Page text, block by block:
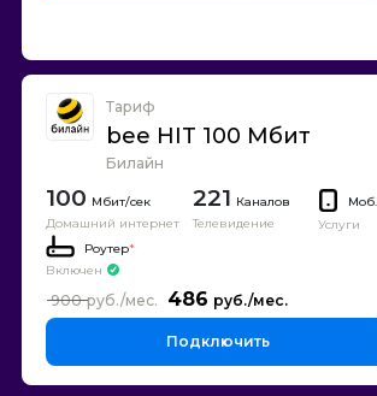
Тариф
bee HIT 100 Мбит
Билайн
100
Домашний интернет
221 Каналов
Телевидение
Услуги
Роутер*
Включен
486
900
Подключить